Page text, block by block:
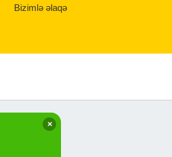
Bizimlə əlaqə
✕